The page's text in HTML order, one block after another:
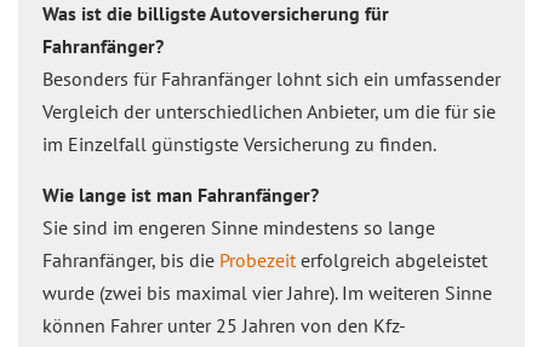
Was ist die billigste Autoversicherung für
Fahranfänger?
Besonders für Fahranfänger lohnt sich ein umfassender
Vergleich der unterschiedlichen Anbieter, um die für sie
im Einzelfall günstigste Versicherung zu finden.
Wie lange ist man Fahranfänger?
Sie sind im engeren Sinne mindestens so lange
Fahranfänger, bis die Probezeiterfolgreich abgeleistet
wurde (zwei bis maximal vier Jahre). Im weiteren Sinne
können Fahrer unter 25 Jahren von den Kfz-